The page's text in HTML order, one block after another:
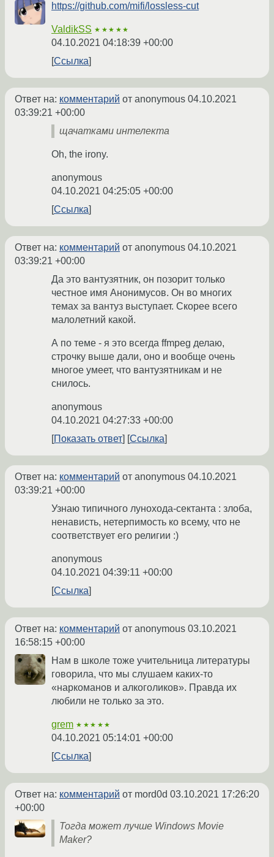
https://github.com/mifi/lossless-cut
ValdikSS ★★★★★
04.10.2021 04:18:39 +00:00
Ссылка
Ответ на: комментарий от anonymous 04.10.2021
03:39:21 +00:00
щачатками интелекта
Oh, the irony.
anonymous
04.10.2021 04:25:05 +00:00
Ссылка
Ответ на: комментарий от anonymous 04.10.2021
03:39:21 +00:00
Да это вантузятник, он позорит только
честное имя Анонимусов. Он во многих
темах за вантуз выступает. Скорее всего
малолетний какой.
А по теме - я это всегда ffmpeg делаю,
строчку выше дали, оно и вообще очень
многое умеет, что вантузятникам и не
снилось.
anonymous
04.10.2021 04:27:33 +00:00
Показать ответ
Ссылка
Ответ на: комментарий от anonymous 04.10.2021
03:39:21 +00:00
Узнаю типичного лунохода-сектанта : злоба,
ненависть, нетерпимость ко всему, что не
соответствует его религии :)
anonymous
04.10.2021 04:39:11 +00:00
Ссылка
Ответ на: комментарий от anonymous 03.10.2021
16:58:15 +00:00
Нам в школе тоже учительница литературы
говорила, что мы слушаем каких-то
«наркоманов и алкоголиков». Правда их
любили не только за это.
grem ★★★★★
04.10.2021 05:14:01 +00:00
Ссылка
Ответ на: комментарий от mord0d 03.10.2021 17:26:20
+00:00
Тогда может лучше Windows Movie
Maker?